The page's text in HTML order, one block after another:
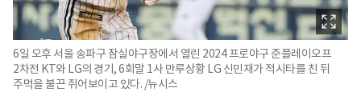
6일 오후 서울 송파구 잠실야구장에서 열린 2024 프로야구 준플레이오프
2차전 KT와 LG의 경기, 6회말 1사 만루상황 LG 신민재가 적시타를 친 뒤
주먹을 불끈 쥐어보이고 있다. /뉴시스